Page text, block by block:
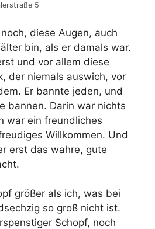
5
diese Augen, auch
bin, als er damals war.
und vor allem diese
der niemals auswich, vor
Er bannte jeden, und
bannen. Darin war nichts
war ein freundliches
Willkommen. Und
erst das wahre, gute
größer als ich, was bei
so groß nicht ist.
Schopf, noch